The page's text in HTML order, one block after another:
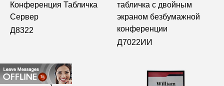
Конференция Табличка
Сервер
Д8322
табличка с двойным
экраном безбумажной
конференции
Д7022ИИ